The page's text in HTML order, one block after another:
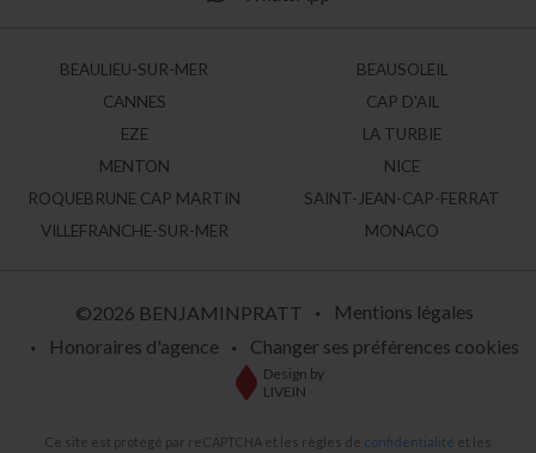
BEAULIEU-SUR-MER
BEAUSOLEIL
CANNES
CAP D'AIL
EZE
LA TURBIE
MENTON
NICE
ROQUEBRUNE CAP MARTIN
SAINT-JEAN-CAP-FERRAT
VILLEFRANCHE-SUR-MER
MONACO
©2026 BENJAMINPRATT
Mentions légales
Honoraires d'agence
Changer ses préférences cookies
Design by
LIVEIN
Ce site est protégé par reCAPTCHA et les règles de confidentialité et les